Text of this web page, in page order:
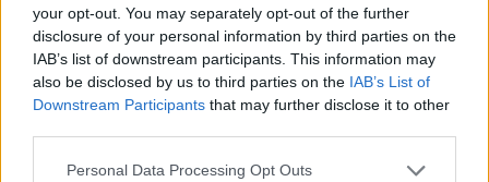
your opt-out. You may separately opt-out of the further
disclosure of your personal information by third parties on the
IAB’s list of downstream participants. This information may
also be disclosed by us to third parties on the IAB’s List of
Downstream Participants that may further disclose it to other
Personal Data Processing Opt Outs